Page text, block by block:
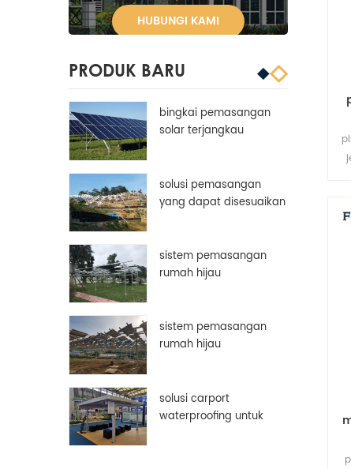
HUBUNGI KAMI
PRODUK BARU
bingkai pemasangan
solar terjangkau
solusi pemasangan
yang dapat disesuaikan
sistem pemasangan
rumah hijau
sistem pemasangan
rumah hijau
solusi carport
waterproofing untuk